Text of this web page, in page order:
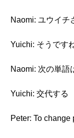
Naomi: ユウイチ
Yuichi: そうです
Naomi: 次の単語
Yuichi: 交代する
Peter: To change